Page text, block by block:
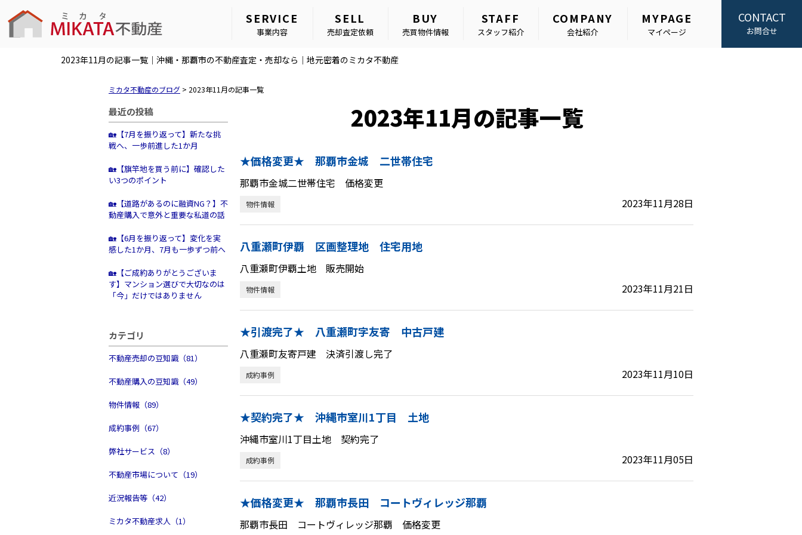
SERVICE
事業内容
SELL
売却査定依頼
BUY
売買物件情報
STAFF
スタッフ紹介
COMPANY
会社紹介
MYPAGE
マイページ
CONTACT
お問合せ
2023年11月の記事一覧｜沖縄・那覇市の不動産査定・売却なら｜地元密着のミカタ不動産
ミカタ不動産のブログ > 2023年11月の記事一覧
最近の投稿
🏡【7月を振り返って】新たな挑
戦へ、一歩前進した1か月
🏡【旗竿地を買う前に】確認した
い3つのポイント
🏡【道路があるのに融資NG？】不
動産購入で意外と重要な私道の話
🏡【6月を振り返って】変化を実
感した1か月、7月も一歩ずつ前へ
🏡【ご成約ありがとうございま
す】マンション選びで大切なのは
「今」だけではありません
カテゴリ
不動産売却の豆知識（81）
不動産購入の豆知識（49）
物件情報（89）
成約事例（67）
弊社サービス（8）
不動産市場について（19）
近況報告等（42）
ミカタ不動産求人（1）
2023年11月の記事一覧
★価格変更★ 那覇市金城 二世帯住宅
那覇市金城二世帯住宅 価格変更
物件情報 2023年11月28日
八重瀬町伊覇 区画整理地 住宅用地
八重瀬町伊覇土地 販売開始
物件情報 2023年11月21日
★引渡完了★ 八重瀬町字友寄 中古戸建
八重瀬町友寄戸建 決済引渡し完了
成約事例 2023年11月10日
★契約完了★ 沖縄市室川1丁目 土地
沖縄市室川1丁目土地 契約完了
成約事例 2023年11月05日
★価格変更★ 那覇市長田 コートヴィレッジ那覇
那覇市長田 コートヴィレッジ那覇 価格変更